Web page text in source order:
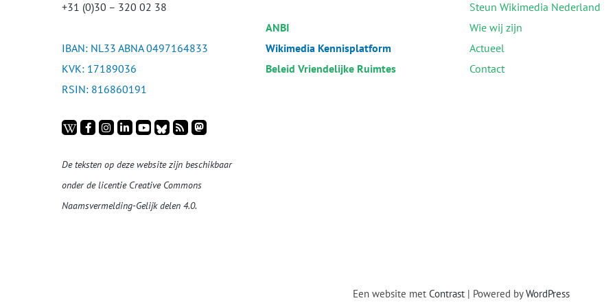
+31 (0)30 – 320 02 38
IBAN: NL33 ABNA 0497164833
KVK: 17189036
RSIN: 816860191
De teksten op deze website zijn beschikbaar
onder de licentie Creative Commons
Naamsvermelding-Gelijk delen 4.0.
ANBI
Wikimedia Kennisplatform
Beleid Vriendelijke Ruimtes
Steun Wikimedia Nederland
Wie wij zijn
Actueel
Contact
Een website met Contrast| Powered byWordPress